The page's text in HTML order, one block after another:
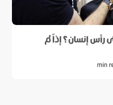
رأس إنسان؟ إذاً لم